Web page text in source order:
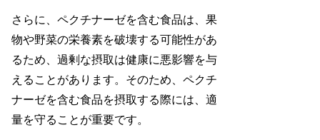
さらに、ペクチナーゼを含む食品は、果
物や野菜の栄養素を破壊する可能性があ
るため、過剰な摂取は健康に悪影響を与
えることがあります。そのため、ペクチ
ナーゼを含む食品を摂取する際には、適
量を守ることが重要です。